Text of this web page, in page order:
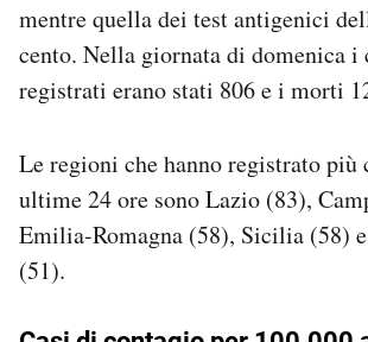
Area Personale
Newsletter
Notifiche mobile
Esci
mentre quella dei test antigenici
cento. Nella giornata di domenica i
registrati erano stati 806 e i morti
Le regioni che hanno registrato più
ultime 24 ore sono Lazio (83),
Emilia-Romagna (58), Sicilia (58)
(51).